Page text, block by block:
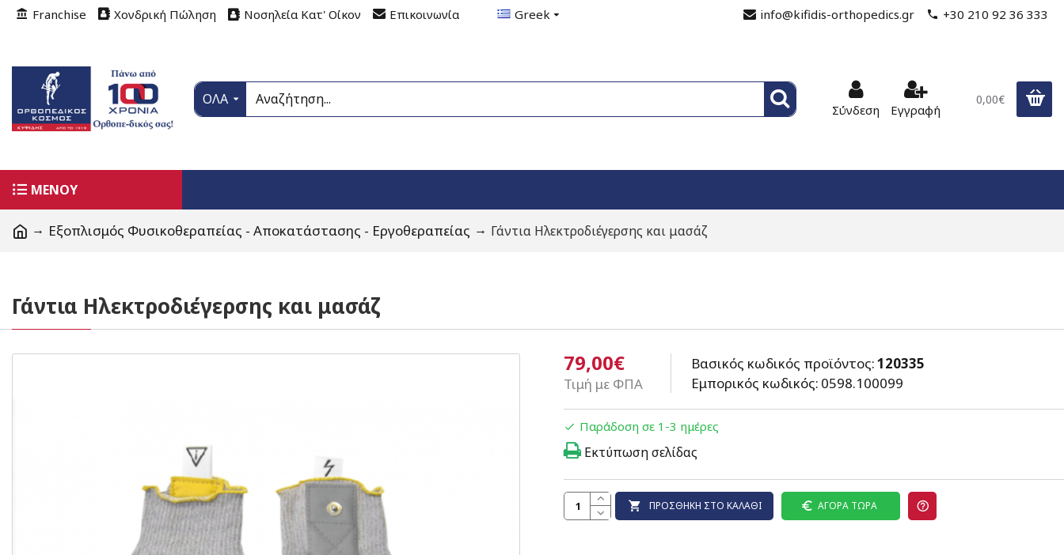
Franchise Χονδρική Πώληση Νοσηλεία Κατ' Οίκον Επικοινωνία Greek info@kifidis-orthopedics.gr +30 210 92 36 333
ΟΛΑ
Σύνδεση Εγγραφή
0,00€
ΜΕΝΟΥ
Εξοπλισμός Φυσικοθεραπείας - Αποκατάστασης - Εργοθεραπείας Γάντια Ηλεκτροδιέγερσης και μασάζ
Γάντια Ηλεκτροδιέγερσης και μασάζ
79,00€
Τιμή με ΦΠΑ
Βασικός κωδικός προϊόντος:120335
Εμπορικός κωδικός: 0598.100099
Παράδοση σε 1-3 ημέρες
ΠΡΟΣΘΉΚΗ ΣΤΟ ΚΑΛΆΘΙ ΑΓΟΡΆ ΤΏΡΑ
Εκτύπωση σελίδας